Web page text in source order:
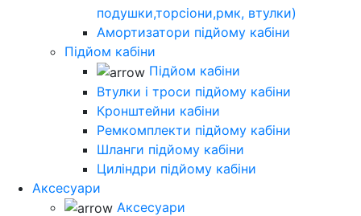
подушки,торсіони,рмк, втулки)
Амортизатори підйому кабіни
Підйом кабіни
Підйом кабіни
Втулки і троси підйому кабіни
Кронштейни кабіни
Ремкомплекти підйому кабіни
Шланги підйому кабіни
Циліндри підйому кабіни
Аксесуари
Аксесуари